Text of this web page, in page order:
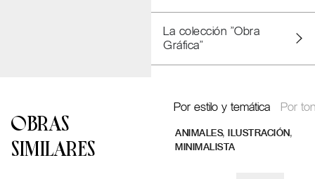
La colección "Obra
Gráfica"
OBRAS
SIMILARES
Por estilo y temática Por
ANIMALES, ILUSTRACIÓN,
MINIMALISTA